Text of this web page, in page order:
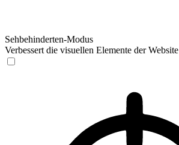
Sehbehinderten-Modus
Verbessert die visuellen Elemente der Website